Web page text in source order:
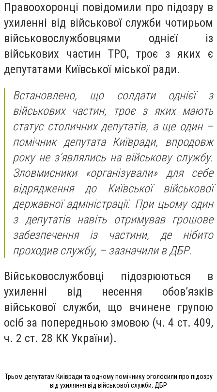
Правоохоронці повідомили про підозру в
ухиленні від військової служби чотирьом
військовослужбовцями однієї із
військових частин ТРО, троє з яких є
депутатами Київської міської ради.
Встановлено, що солдати однієї з
військових частин, троє з яких мають
статус столичних депутатів, а ще один –
помічник депутата Київради, впродовж
року не з’являлись на військову службу.
Зловмисники «організували» для себе
відрядження до Київської військової
державної адміністрації. При цьому один
з депутатів навіть отримував грошове
забезпечення із частини, де нібито
проходив службу, – зазначили в ДБР.
Військовослужбовці підозрюються в
ухиленні від несення обов’язків
військової служби, що вчинене групою
осіб за попередньою змовою (ч. 4 ст. 409,
ч. 2 ст. 28 КК України).
Трьом депутатам Київради та одному помічнику оголосили про підозру
від ухиляння від військової служби, ДБР